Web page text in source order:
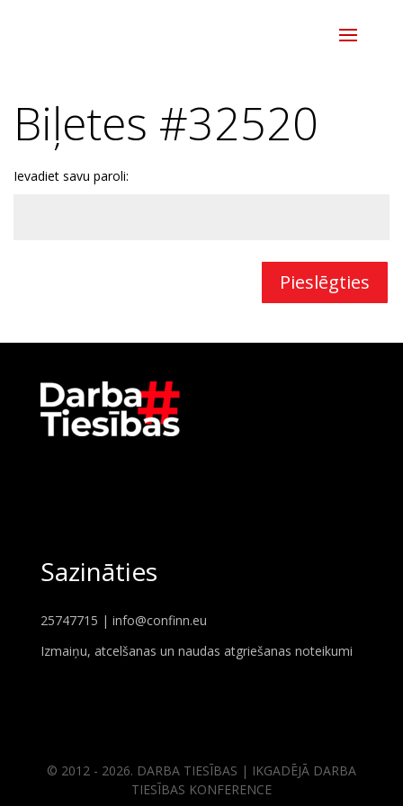
Biļetes #32520
Ievadiet savu paroli:
Pieslēgties
Sazināties
25747715 | info@confinn.eu
Izmaiņu, atcelšanas un naudas atgriešanas noteikumi
© 2012 - 2026. DARBA TIESĪBAS | IKGADĒJĀ DARBA
TIESĪBAS KONFERENCE